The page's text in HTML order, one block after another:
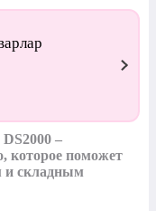
–
которое поможет
и складным